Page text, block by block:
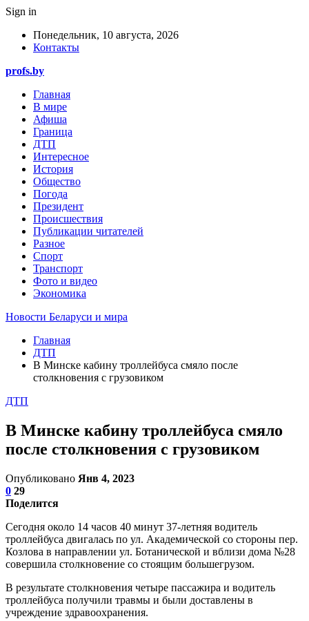
Sign in
Понедельник, 10 августа, 2026
Контакты
profs.by
Главная
В мире
Афиша
Граница
ДТП
Интересное
История
Общество
Погода
Президент
Происшествия
Публикации читателей
Разное
Спорт
Транспорт
Фото и видео
Экономика
Новости Беларуси и мира
Главная
ДТП
В Минске кабину троллейбуса смяло после
столкновения с грузовиком
ДТП
В Минске кабину троллейбуса смяло
после столкновения с грузовиком
Опубликовано Янв 4, 2023
0 29
Поделится
Сегодня около 14 часов 40 минут 37-летняя водитель
троллейбуса двигалась по ул. Академической со стороны пер.
Козлова в направлении ул. Ботанической и вблизи дома №28
совершила столкновение со стоящим большегрузом.
В результате столкновения четыре пассажира и водитель
троллейбуса получили травмы и были доставлены в
учреждение здравоохранения.